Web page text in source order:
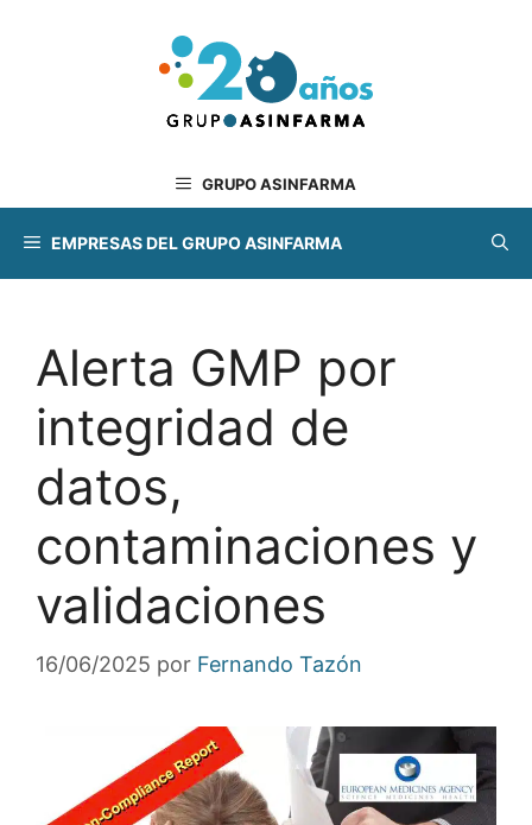
GRUPO ASINFARMA
EMPRESAS DEL GRUPO ASINFARMA
Alerta GMP por
integridad de
datos,
contaminaciones y
validaciones
16/06/2025 por Fernando Tazón